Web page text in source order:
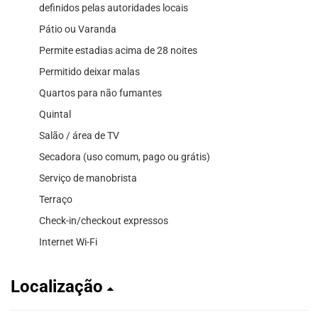
definidos pelas autoridades locais
Pátio ou Varanda
Permite estadias acima de 28 noites
Permitido deixar malas
Quartos para não fumantes
Quintal
Salão / área de TV
Secadora (uso comum, pago ou grátis)
Serviço de manobrista
Terraço
Check-in/checkout expressos
Internet Wi-Fi
Localização